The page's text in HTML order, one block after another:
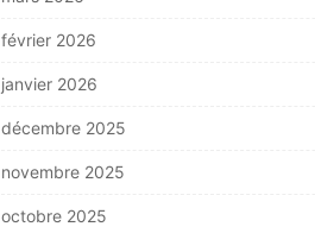
février 2026
janvier 2026
décembre 2025
novembre 2025
octobre 2025